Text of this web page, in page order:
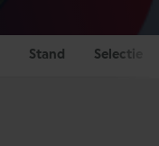
Stand Selectie